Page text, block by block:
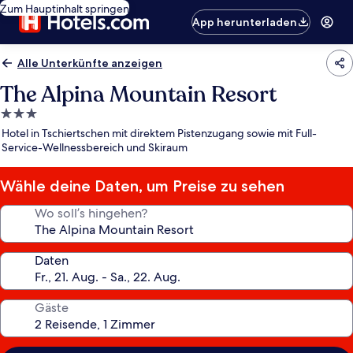
Zum Hauptinhalt springen
App herunterladen
Alle Unterkünfte anzeigen
The Alpina Mountain Resort
3.0-
Sterne-
Unterkunft
Hotel in Tschiertschen mit direktem Pistenzugang sowie mit Full-
Service-Wellnessbereich und Skiraum
Wähle deine Daten, um Preise zu sehen
Wo soll’s hingehen?
Daten
Gäste